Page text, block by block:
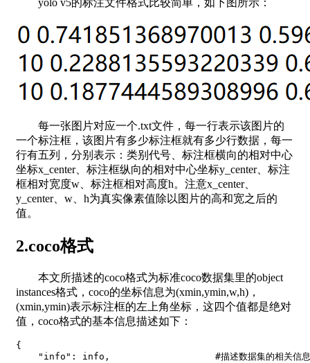
yolo v5的标注文件格式比较简单，如下图所示：
每一张图片对应一个.txt文件，每一行表示该图片的
一个标注框，该图片有多少标注框就有多少行数据，每一
行有五列，分别表示：类别代号、标注框横向的相对中心
坐标x_center、标注框纵向的相对中心坐标y_center、标注
框相对宽度w、标注框相对高度h。注意x_center、
y_center、w、h为真实像素值除以图片的高和宽之后的
值。
2.coco格式
本文所描述的coco格式为标准coco数据集里的object
instances格式，coco的坐标信息为(xmin,ymin,w,h)，
(xmin,ymin)表示标注框的左上角坐标，这四个值都是绝对
值，coco格式的基本信息描述如下：
{
"info" : info ,
#描述数据集的相关信